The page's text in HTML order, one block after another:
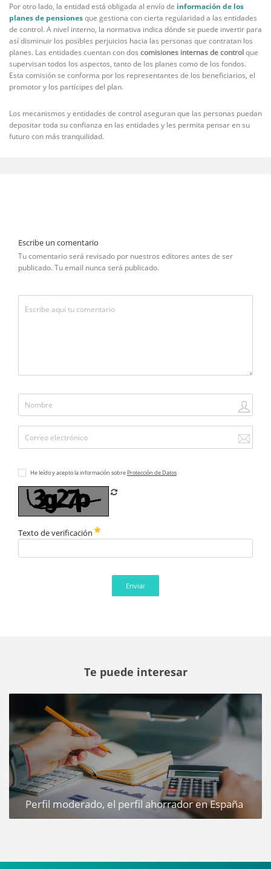
Por otro lado, la entidad está obligada al envío de información de los
planes de pensionesque gestiona con cierta regularidad a las entidades
de control. A nivel interno, la normativa indica dónde se puede invertir para
así disminuir los posibles perjuicios hacia las personas que contratan los
planes. Las entidades cuentan con dos comisiones internas de controlque
supervisan todos los aspectos, tanto de los planes como de los fondos.
Esta comisión se conforma por los representantes de los beneficiarios, el
promotor y los partícipes del plan.
Los mecanismos y entidades de control aseguran que las personas puedan
depositar toda su confianza en las entidades y les permita pensar en su
futuro con más tranquilidad.
Escribe un comentario
Tu comentario será revisado por nuestros editores antes de ser
publicado. Tu email nunca será publicado.
He leído y acepto la información sobre Protección de Datos
Texto de verificación
Enviar
Te puede interesar
Perfil moderado, el perfil ahorrador en España